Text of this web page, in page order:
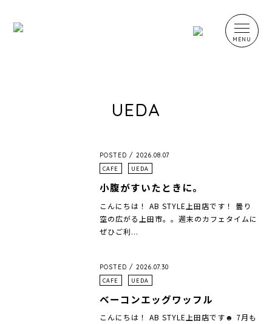
UEDA
POSTED / 2026.08.07
CAFE UEDA
小腹がすいたときに。
こんにちは！ AB STYLE上田店です！ 曇り
空の広がる上田市。。週末のカフェタイムに
ぜひご利...
POSTED / 2026.07.30
CAFE UEDA
ベーコンエッグワッフル
こんにちは！ AB STYLE上田店です☻ 7月も